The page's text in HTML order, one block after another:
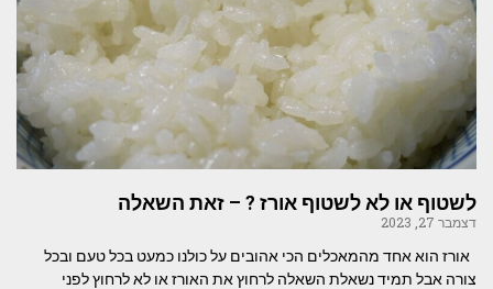
לשטוף או לא לשטוף אורז ? – זאת השאלה
דצמבר 27, 2023
אורז הוא אחד מהמאכלים הכי אהובים על כולנו כמעט בכל טעם ובכל
צורה אבל תמיד נשאלת השאלה לרחוץ את האורז או לא לרחוץ לפני